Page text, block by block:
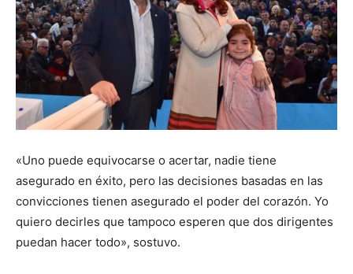
«Uno puede equivocarse o acertar, nadie tiene
asegurado en éxito, pero las decisiones basadas en las
convicciones tienen asegurado el poder del corazón. Yo
quiero decirles que tampoco esperen que dos dirigentes
puedan hacer todo», sostuvo.